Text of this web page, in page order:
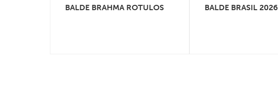
BALDE BRAHMA ROTULOS BALDE BRASIL 2026